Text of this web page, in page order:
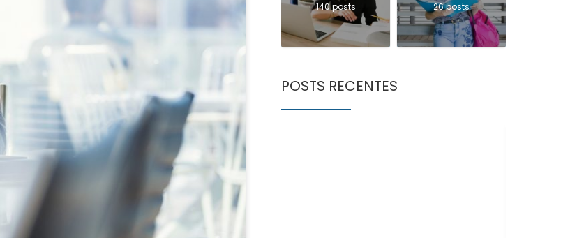
140 posts 26 posts
POSTS RECENTES